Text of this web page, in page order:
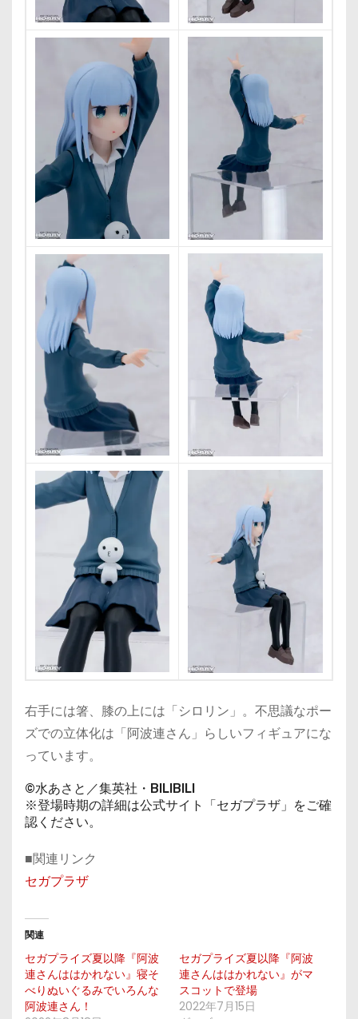
右手には箸、膝の上には「シロリン」。不思議なポー
ズでの立体化は「阿波連さん」らしいフィギュアにな
っています。
©水あさと／集英社・BILIBILI
※登場時期の詳細は公式サイト「セガプラザ」をご確
認ください。
■関連リンク
セガプラザ
関連
セガプライズ夏以降『阿波
連さんははかれない』寝そ
べりぬいぐるみでいろんな
阿波連さん！
セガプライズ夏以降『阿波
連さんははかれない』がマ
スコットで登場
2022年7月15日